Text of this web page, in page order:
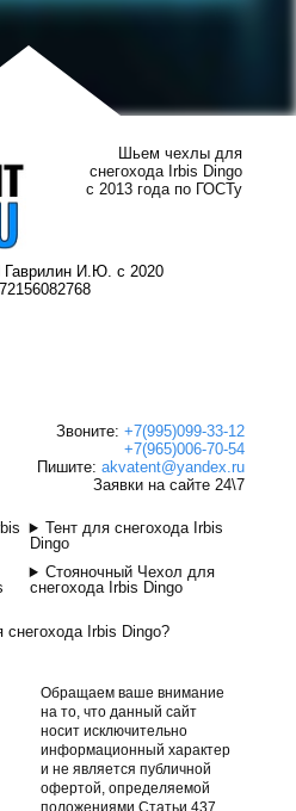
Шьем чехлы для
снегохода Irbis Dingo
с 2013 года по ГОСТу
Гаврилин И.Ю. с 2020
Звоните: +7(995)099-33-12
+7(965)006-70-54
Пишите: akvatent@yandex.ru
Заявки на сайте 24\7
Тент для снегохода Irbis
Dingo
Стояночный Чехол для
снегохода Irbis Dingo
Irbis Dingo?
Обращаем ваше внимание
на то, что данный сайт
носит исключительно
информационный характер
и не является публичной
офертой, определяемой
положениями Статьи 437